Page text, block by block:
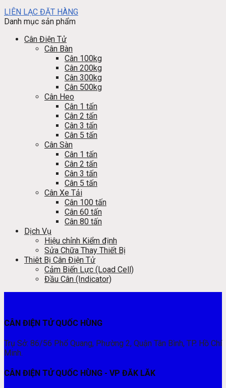
LIÊN LẠC ĐẶT HÀNG
Danh mục sản phẩm
Cân Điện Tử
Cân Bàn
Cân 100kg
Cân 200kg
Cân 300kg
Cân 500kg
Cân Heo
Cân 1 tấn
Cân 2 tấn
Cân 3 tấn
Cân 5 tấn
Cân Sàn
Cân 1 tấn
Cân 2 tấn
Cân 3 tấn
Cân 5 tấn
Cân Xe Tải
Cân 100 tấn
Cân 60 tấn
Cân 80 tấn
Dịch Vụ
Hiệu chỉnh Kiểm định
Sửa Chữa Thay Thiết Bị
Thiêt Bị Cân Điện Tử
Cảm Biến Lực (Load Cell)
Đầu Cân (Indicator)
CÂN ĐIỆN TỬ QUỐC HÙNG
Trụ Sở: 86/56 Phổ Quang, Phường 2, Quận Tân Bình, TP. Hồ Chí
Minh.
CÂN ĐIỆN TỬ QUỐC HÙNG - VP ĐĂK LĂK